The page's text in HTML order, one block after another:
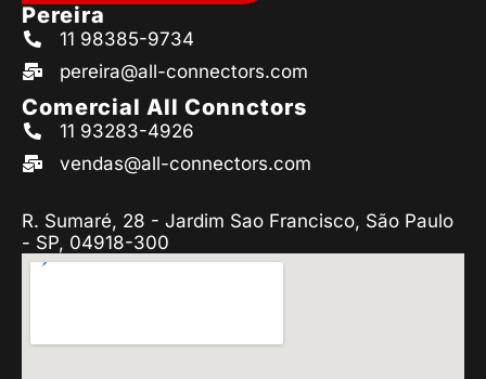
Pereira
11 98385-9734
pereira@all-connectors.com
Comercial All Connctors
11 93283-4926
vendas@all-connectors.com
R. Sumaré, 28 - Jardim Sao Francisco, São Paulo
- SP, 04918-300